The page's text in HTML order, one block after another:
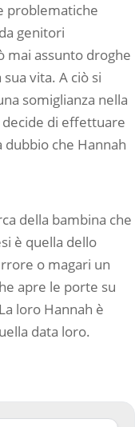
problematiche
genitori
mai assunto droghe
vita. A ciò si
somiglianza nella
di effettuare
che Hannah
della bambina che
è quella dello
o magari un
apre le porte su
loro Hannah è
data loro.